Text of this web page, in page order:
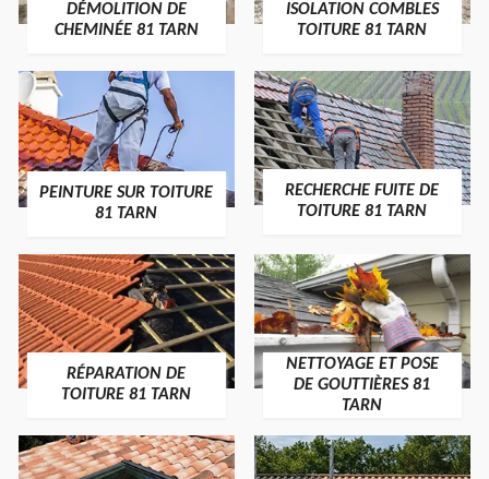
DÉMOLITION DE
CHEMINÉE 81 TARN
ISOLATION COMBLES
TOITURE 81 TARN
PEINTURE SUR TOITURE
81 TARN
RECHERCHE FUITE DE
TOITURE 81 TARN
RÉPARATION DE
TOITURE 81 TARN
NETTOYAGE ET POSE
DE GOUTTIÈRES 81
TARN